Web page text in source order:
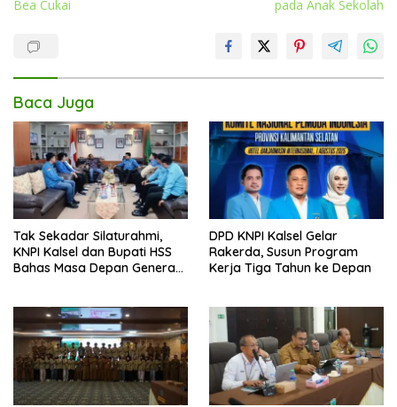
Bea Cukai
pada Anak Sekolah
Baca Juga
Tak Sekadar Silaturahmi,
KNPI Kalsel dan Bupati HSS
Bahas Masa Depan Generasi
DPD KNPI Kalsel Gelar
Rakerda, Susun Program
Kerja Tiga Tahun ke Depan